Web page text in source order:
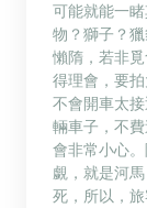
可能就能一
物？獅子？
懶隋，若非
得理會，要
不會開車太
輛車子，不
會非常小心
覷，就是河
死，所以，